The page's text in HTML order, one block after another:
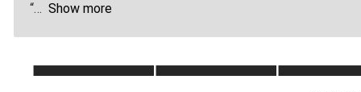
“
Show more